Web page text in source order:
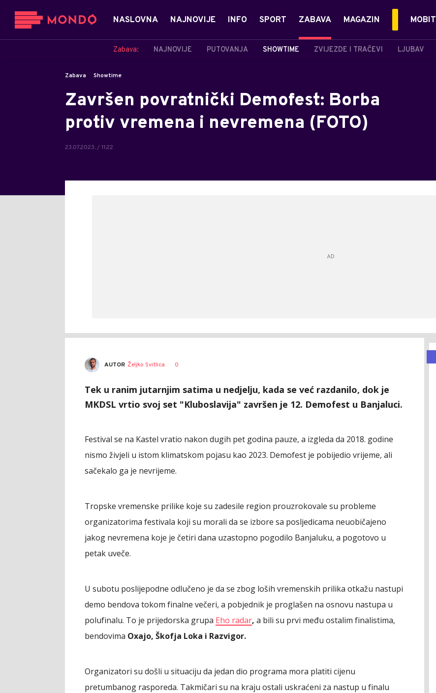
NASLOVNA NAJNOVIJE INFO SPORT ZABAVA
Zabava: NAJNOVIJE PUTOVANJA SHOWTIME ZVIJEZDE I TRAČEVI LJUBAV
MAGAZIN MOBIT
Zabava Showtime
Završen povratnički Demofest: Borba
protiv vremena i nevremena (FOTO)
23.07.2023. / 11:22
AUTOR Željko Svitlica 0
Tek u ranim jutarnjim satima u nedjelju, kada se već razdanilo, dok je
MKDSL vrtio svoj set "Kluboslavija" završen je 12. Demofest u Banjaluci.
Festival se na Kastel vratio nakon dugih pet godina pauze, a izgleda da 2018. godine
nismo živjeli u istom klimatskom pojasu kao 2023. Demofest je pobijedio vrijeme, ali
sačekalo ga je nevrijeme.
Tropske vremenske prilike koje su zadesile region prouzrokovale su probleme
organizatorima festivala koji su morali da se izbore sa posljedicama neuobičajeno
jakog nevremena koje je četiri dana uzastopno pogodilo Banjaluku, a pogotovo u
petak uveče.
U subotu poslijepodne odlučeno je da se zbog loših vremenskih prilika otkažu nastupi
demo bendova tokom finalne večeri, a pobjednik je proglašen na osnovu nastupa u
polufinalu. To je prijedorska grupa Eho radar, a bili su prvi među ostalim finalistima,
bendovima Oxajo, Škofja Loka i Razvigor.
Organizatori su došli u situaciju da jedan dio programa mora platiti cijenu
pretumbanog rasporeda. Takmičari su na kraju ostali uskraćeni za nastup u finalu